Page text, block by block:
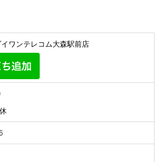
ワンテレコム大森駅前店